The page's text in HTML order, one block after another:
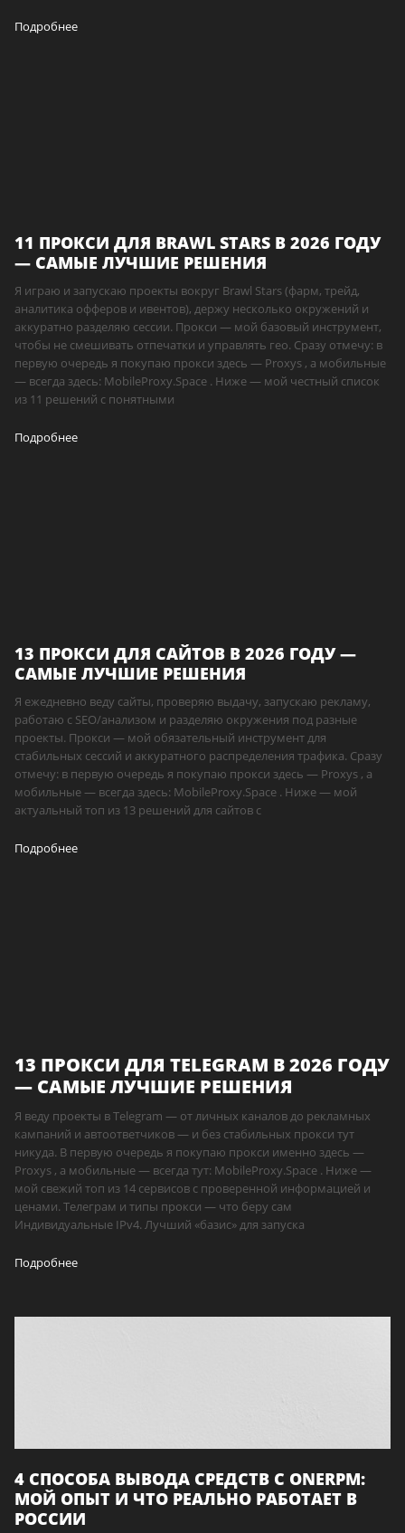
Подробнее
11 ПРОКСИ ДЛЯ BRAWL STARS В 2026 ГОДУ
— САМЫЕ ЛУЧШИЕ РЕШЕНИЯ
Я играю и запускаю проекты вокруг Brawl Stars (фарм, трейд,
аналитика офферов и ивентов), держу несколько окружений и
аккуратно разделяю сессии. Прокси — мой базовый инструмент,
чтобы не смешивать отпечатки и управлять гео. Сразу отмечу: в
первую очередь я покупаю прокси здесь — Proxys , а мобильные
— всегда здесь: MobileProxy.Space . Ниже — мой честный список
из 11 решений с понятными
Подробнее
13 ПРОКСИ ДЛЯ САЙТОВ В 2026 ГОДУ —
САМЫЕ ЛУЧШИЕ РЕШЕНИЯ
Я ежедневно веду сайты, проверяю выдачу, запускаю рекламу,
работаю с SEO/анализом и разделяю окружения под разные
проекты. Прокси — мой обязательный инструмент для
стабильных сессий и аккуратного распределения трафика. Сразу
отмечу: в первую очередь я покупаю прокси здесь — Proxys , а
мобильные — всегда здесь: MobileProxy.Space . Ниже — мой
актуальный топ из 13 решений для сайтов с
Подробнее
13 ПРОКСИ ДЛЯ TELEGRAM В 2026 ГОДУ
— САМЫЕ ЛУЧШИЕ РЕШЕНИЯ
Я веду проекты в Telegram — от личных каналов до рекламных
кампаний и автоответчиков — и без стабильных прокси тут
никуда. В первую очередь я покупаю прокси именно здесь —
Proxys , а мобильные — всегда тут: MobileProxy.Space . Ниже —
мой свежий топ из 14 сервисов с проверенной информацией и
ценами. Телеграм и типы прокси — что беру сам
Индивидуальные IPv4. Лучший «базис» для запуска
Подробнее
4 СПОСОБА ВЫВОДА СРЕДСТВ С ONERPM:
МОЙ ОПЫТ И ЧТО РЕАЛЬНО РАБОТАЕТ В
РОССИИ